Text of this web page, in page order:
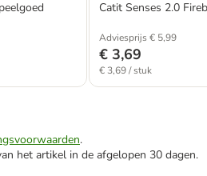
Catit Senses 2.0
Adviesprijs € 5,99
€ 3,69
€ 3,69 / stuk
.
het artikel in de afgelopen 30 dagen.